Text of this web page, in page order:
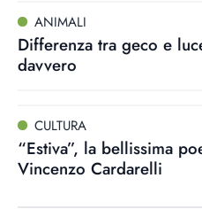
ANIMALI
Differenza tra geco e
davvero
CULTURA
“Estiva”, la bellissima
Vincenzo Cardarelli